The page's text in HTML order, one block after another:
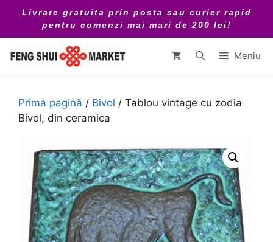
conținut
Livrare gratuita prin posta sau curier rapid
pentru comenzi mai mari de 200 lei!
Meniu
Prima pagină / Bivol / Tablou vintage cu zodia
Bivol, din ceramica